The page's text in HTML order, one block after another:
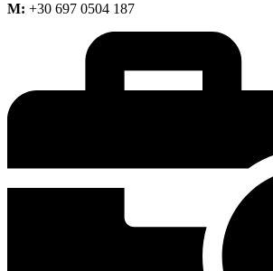
M: +30 697 0504 187